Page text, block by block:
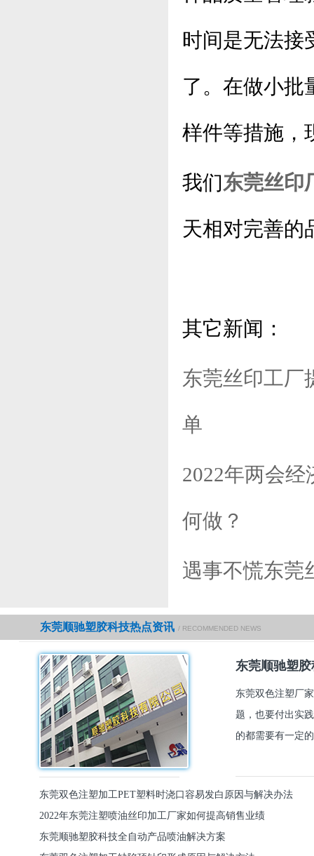
时间是无法接
了。在做小批
样件等措施，
我们东莞丝印
天相对完善的
其它新闻：
东莞丝印工厂
单
2022年两会
何做？
遇事不慌东莞
东莞顺驰塑胶科技热点资讯 / RECOMMENDED NEWS
东莞顺驰塑
东莞双色注塑厂
题，也要付出实
的都需要有一定
东莞双色注塑加工PET塑料时浇口容易发白原因与解决办法
2022年东莞注塑喷油丝印加工厂家如何提高销售业绩
东莞顺驰塑胶科技全自动产品喷油解决方案